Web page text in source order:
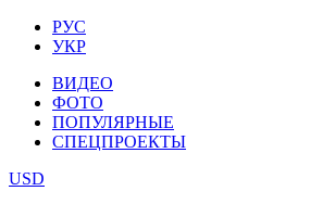
РУС
УКР
ВИДЕО
ФОТО
ПОПУЛЯРНЫЕ
СПЕЦПРОЕКТЫ
USD